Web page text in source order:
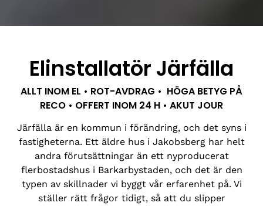
Elinstallatör Järfälla
ALLT INOM EL • ROT-AVDRAG • HÖGA BETYG PÅ
RECO • OFFERT INOM 24 H • AKUT JOUR
Järfälla är en kommun i förändring, och det syns i
fastigheterna. Ett äldre hus i Jakobsberg har helt
andra förutsättningar än ett nyproducerat
flerbostadshus i Barkarbystaden, och det är den
typen av skillnader vi byggt vår erfarenhet på. Vi
ställer rätt frågor tidigt, så att du slipper